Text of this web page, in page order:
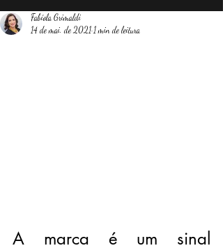
Fabíola Grimaldi
14 de mai. de 2021 1 min de leitura
A marca é um sinal